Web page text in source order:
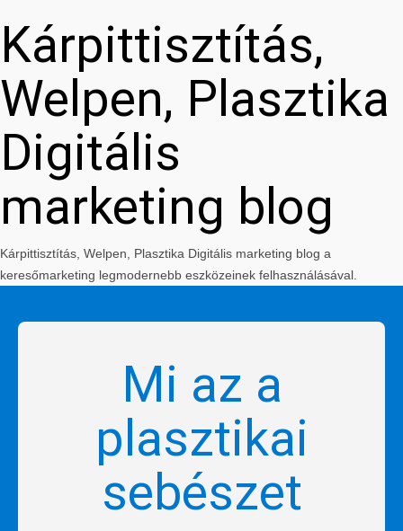
Kárpittisztítás,
Welpen, Plasztika
Digitális
marketing blog
Kárpittisztítás, Welpen, Plasztika Digitális marketing blog a
keresőmarketing legmodernebb eszközeinek felhasználásával.
Mi az a
plasztikai
sebészet